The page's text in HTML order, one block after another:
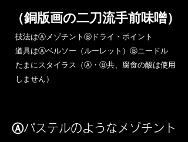
​（銅版画の二刀流手前味噌）
​技法はⒶメゾチントⒷドライ・ポイント
道具はⒶベルソー（ルーレット）Ⓑニードル
​たまにスタイラス（Ⓐ・Ⓑ共、腐食の酸は使用
しません）
Ⓐパステルのようなメゾチント